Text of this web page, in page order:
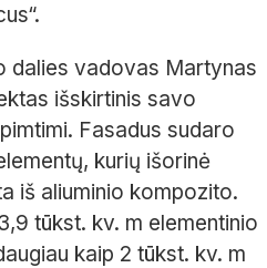
“.
dalies vadovas Martynas
išskirtinis savo
Fasadus sudaro
kurių išorinė
iš aliuminio kompozito.
tūkst. kv. m elementinio
kaip 2 tūkst. kv. m